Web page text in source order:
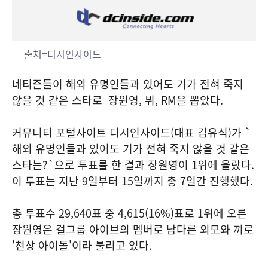
출처=디시인사이드
네티즌들이 해외 유명인들과 있어도 기가 전혀 죽지
않을 것 같은 스타로 장원영, 뷔, RM을 뽑았다.
커뮤니티 포털사이트 디시인사이드(대표 김유식)가 `
해외 유명인들과 있어도 기가 전혀 죽지 않을 것 같은
스타는?`으로 투표를 한 결과 장원영이 1위에 올랐다.
이 투표는 지난 9일부터 15일까지 총 7일간 진행했다.
총 투표수 29,640표 중 4,615(16%)표로 1위에 오른
장원영은 걸그룹 아이브의 멤버로 남다른 외모와 끼로
'천상 아이돌'이라 불리고 있다.